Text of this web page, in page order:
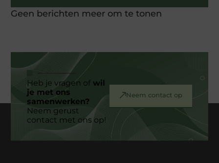
Geen berichten meer om te tonen
Heb je vragen ofwil
je met ons
samenwerken?
Neem gerust
contact met ons op!
Neem contact op